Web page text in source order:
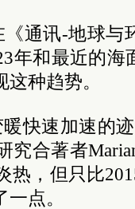
通讯-地球与
年和最近的海
种趋势。
快速加速的
合著者
热，但只比
点。